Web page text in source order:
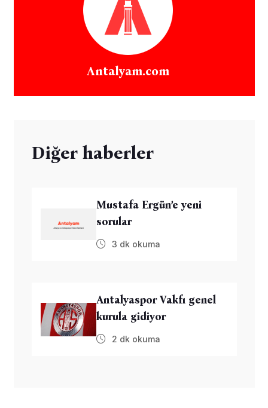
Antalyam.com
Diğer haberler
Mustafa Ergün’e yeni
sorular
3 dk okuma
Antalyaspor Vakfı genel
kurula gidiyor
2 dk okuma